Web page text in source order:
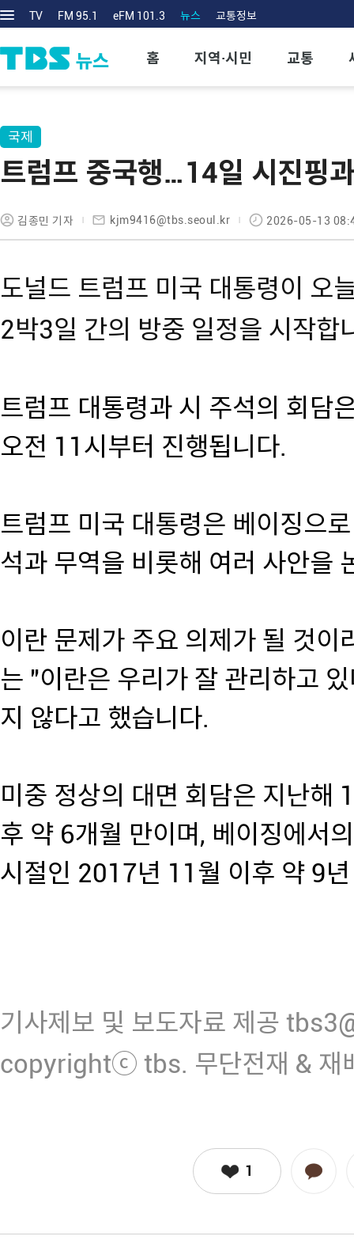
TV FM 95.1 eFM 101.3 뉴스 교통정보
홈 지역·시민 교통
국제
트럼프 중국행…14일 시진핑
김종민 기자 kjm9416@tbs.seoul.kr 2026-05-13
도널드 트럼프 미국 대통령이 오
2박3일 간의 방중 일정을 시작합
트럼프 대통령과 시 주석의 회담
오전 11시부터 진행됩니다.
트럼프 미국 대통령은 베이징으
석과 무역을 비롯해 여러 사안을
이란 문제가 주요 의제가 될 것이
는 "이란은 우리가 잘 관리하고
지 않다고 했습니다.
미중 정상의 대면 회담은 지난해
후 약 6개월 만이며, 베이징에서
시절인 2017년 11월 이후 약 9
기사제보 및 보도자료 제공
copyrightⓒ tbs. 무단전재 & 재
1